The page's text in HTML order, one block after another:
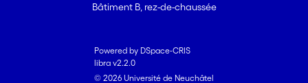
Bâtiment B, rez-de-chaussée
Powered by DSpace-CRIS
libra v2.2.0
© 2026 Université de Neuchâtel